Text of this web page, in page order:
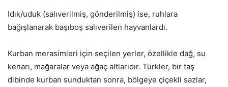
Idık/uduk (salıverilmiş, gönderilmiş) ise, ruhlara
bağışlanarak başıboş salıverilen hayvanlardı.
Kurban merasimleri için seçilen yerler, özellikle dağ, su
kenarı, mağaralar veya ağaç altlarıdır. Türkler, bir taş
dibinde kurban sunduktan sonra, bölgeye çiçekli sazlar,